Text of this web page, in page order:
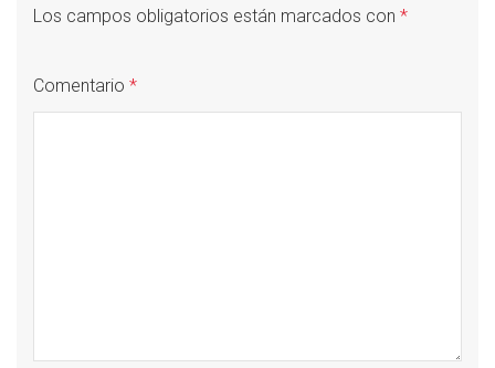
Los campos obligatorios están marcados con *
Comentario *